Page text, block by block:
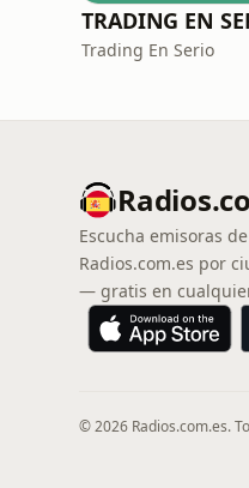
TRADING EN
Trading En Serio
Escucha emisoras
Radios.com.es por
— gratis en
© 2026 Radios.com.es.